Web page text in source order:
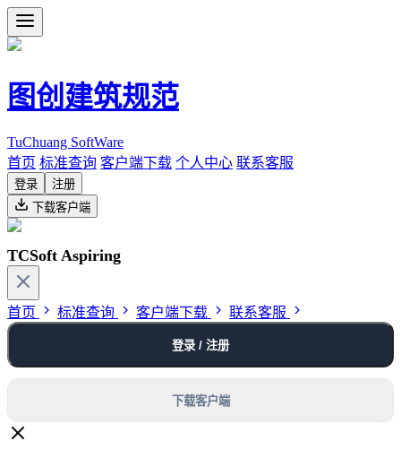
图创建筑规范
TuChuang SoftWare
首页 标准查询 客户端下载 个人中心 联系客服
登录
注册
下载客户端
TCSoft Aspiring
首页 标准查询 客户端下载 联系客服
登录 / 注册
下载客户端